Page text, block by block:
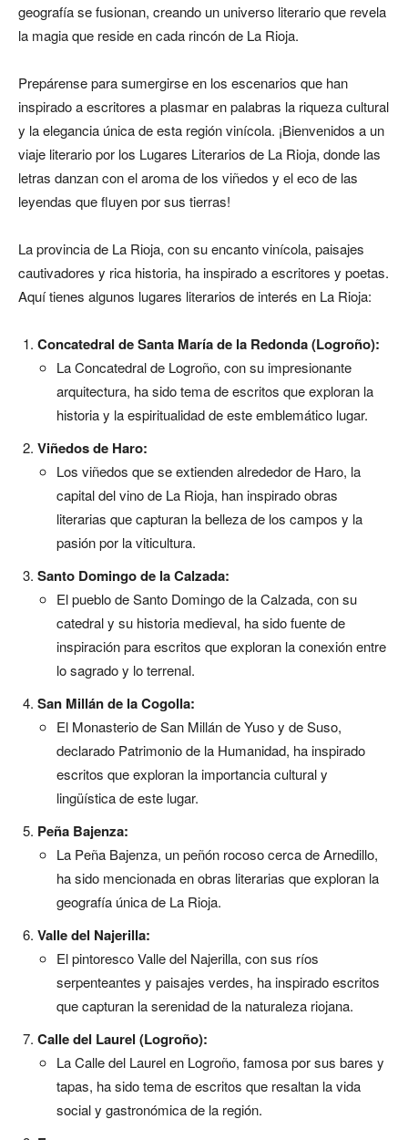
geografía se fusionan, creando un universo literario que revela
la magia que reside en cada rincón de La Rioja.
Prepárense para sumergirse en los escenarios que han
inspirado a escritores a plasmar en palabras la riqueza cultural
y la elegancia única de esta región vinícola. ¡Bienvenidos a un
viaje literario por los Lugares Literarios de La Rioja, donde las
letras danzan con el aroma de los viñedos y el eco de las
leyendas que fluyen por sus tierras!
La provincia de La Rioja, con su encanto vinícola, paisajes
cautivadores y rica historia, ha inspirado a escritores y poetas.
Aquí tienes algunos lugares literarios de interés en La Rioja:
Concatedral de Santa María de la Redonda (Logroño):
La Concatedral de Logroño, con su impresionante
arquitectura, ha sido tema de escritos que exploran la
historia y la espiritualidad de este emblemático lugar.
Viñedos de Haro:
Los viñedos que se extienden alrededor de Haro, la
capital del vino de La Rioja, han inspirado obras
literarias que capturan la belleza de los campos y la
pasión por la viticultura.
Santo Domingo de la Calzada:
El pueblo de Santo Domingo de la Calzada, con su
catedral y su historia medieval, ha sido fuente de
inspiración para escritos que exploran la conexión entre
lo sagrado y lo terrenal.
San Millán de la Cogolla:
El Monasterio de San Millán de Yuso y de Suso,
declarado Patrimonio de la Humanidad, ha inspirado
escritos que exploran la importancia cultural y
lingüística de este lugar.
Peña Bajenza:
La Peña Bajenza, un peñón rocoso cerca de Arnedillo,
ha sido mencionada en obras literarias que exploran la
geografía única de La Rioja.
Valle del Najerilla:
El pintoresco Valle del Najerilla, con sus ríos
serpenteantes y paisajes verdes, ha inspirado escritos
que capturan la serenidad de la naturaleza riojana.
Calle del Laurel (Logroño):
La Calle del Laurel en Logroño, famosa por sus bares y
tapas, ha sido tema de escritos que resaltan la vida
social y gastronómica de la región.